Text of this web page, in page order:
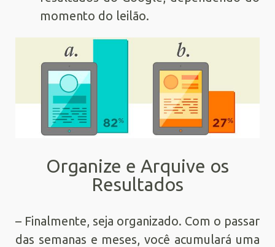
momento do leilão.
Organize e Arquive os
Resultados
– Finalmente, seja organizado. Com o passar
das semanas e meses, você acumulará uma